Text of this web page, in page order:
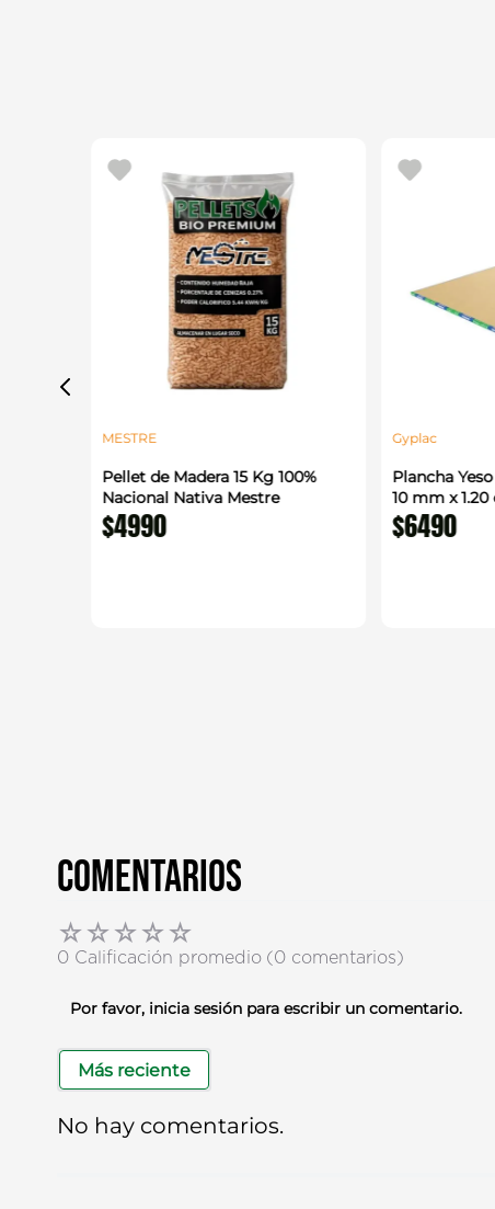
MESTRE
Pellet de Madera 15 Kg 100%
Nacional Nativa Mestre
$4990
Gyplac
Plancha
10 mm x
$6490
Comentarios
☆☆☆☆☆
0 Calificación promedio (0 comentarios)
Por favor, inicia sesión para escribir un comentario.
Más reciente
No hay comentarios.